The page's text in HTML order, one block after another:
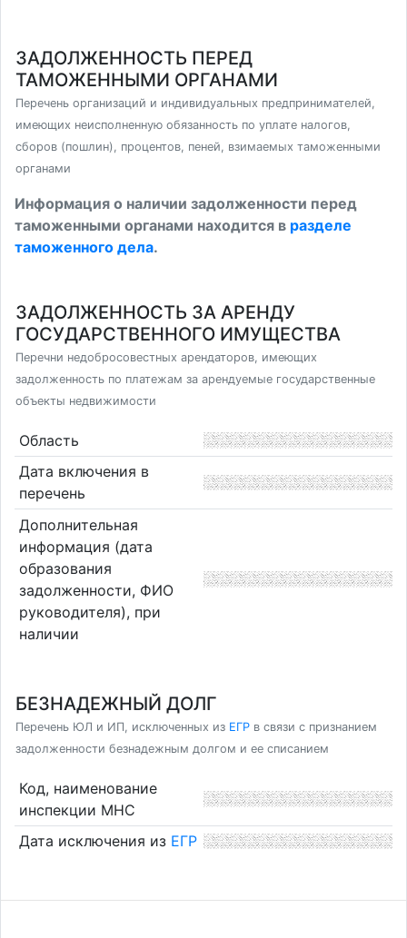
ЗАДОЛЖЕННОСТЬ ПЕРЕД
ТАМОЖЕННЫМИ ОРГАНАМИ
Перечень организаций и индивидуальных предпринимателей,
имеющих неисполненную обязанность по уплате налогов,
сборов (пошлин), процентов, пеней, взимаемых таможенными
органами
Информация о наличии задолженности перед
таможенными органами находится в разделе
таможенного дела.
ЗАДОЛЖЕННОСТЬ ЗА АРЕНДУ
ГОСУДАРСТВЕННОГО ИМУЩЕСТВА
Перечни недобросовестных арендаторов, имеющих
задолженность по платежам за арендуемые государственные
объекты недвижимости
Область
Дата включения в
перечень
Дополнительная
информация (дата
образования
задолженности, ФИО
руководителя), при
наличии
БЕЗНАДЕЖНЫЙ ДОЛГ
Перечень ЮЛ и ИП, исключенных из ЕГР в связи с признанием
задолженности безнадежным долгом и ее списанием
Код, наименование
инспекции МНС
Дата исключения из ЕГР